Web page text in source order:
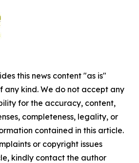
this news content "as is"
any kind. We do not accept any
for the accuracy, content,
completeness, legality, or
contained in this article.
or copyright issues
kindly contact the author